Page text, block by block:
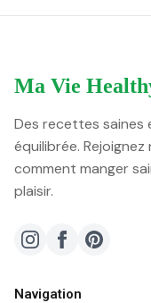
Ma Vie
Des recettes saines
équilibrée.
comment manger
plaisir.
Navigation